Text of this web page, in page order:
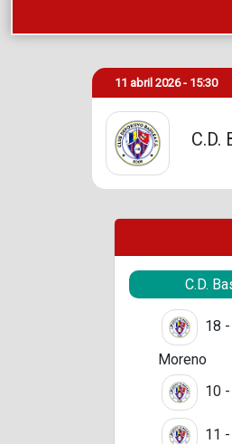
11 abril 2026 - 15:30
C.D.
C.D.
18
Moreno
10
11